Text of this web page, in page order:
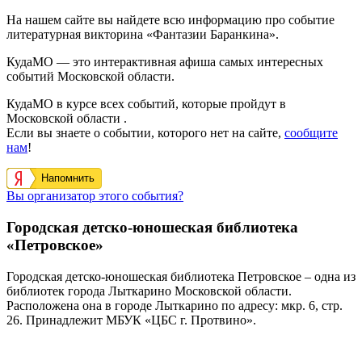
На нашем сайте вы найдете всю информацию про событие
литературная викторина «Фантазии Баранкина».
КудаМО — это интерактивная афиша самых интересных
событий Московской области.
КудаМО в курсе всех событий, которые пройдут в
Московской области .
Если вы знаете о событии, которого нет на сайте, сообщите
нам!
Напомнить
Вы организатор этого события?
Городская детско-юношеская библиотека
«Петровское»
Городская детско-юношеская библиотека Петровское – одна из
библиотек города Лыткарино Московской области.
Расположена она в городе Лыткарино по адресу: мкр. 6, стр.
26. Принадлежит МБУК «ЦБС г. Протвино».